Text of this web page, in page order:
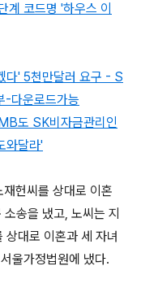
계 코드명 '하우스 이
' 5천만달러 요구 - S
-다운로드가능
도 SK비자금관리인
와달라'
재헌씨를 상대로 이혼
송을 냈고, 노씨는 지
대로 이혼과 세 자녀
울가정법원에 냈다.